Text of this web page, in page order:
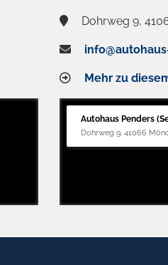
Dohrweg 9,
Mehr zu
Autohaus Penders
Dohrweg 9, 41066